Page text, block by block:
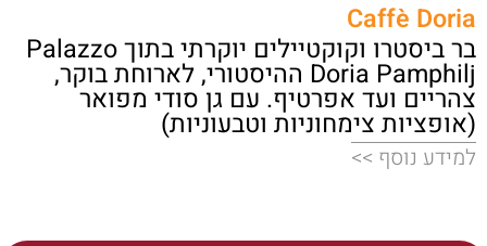
Caffè Doria
בר ביסטרו וקוקטיילים יוקרתי בתוך Palazzo
Doria Pamphilj ההיסטורי, לארוחת בוקר,
צהריים ועד אפרטיף. עם גן סודי מפואר
(אופציות צימחוניות וטבעוניות)
למידע נוסף >>